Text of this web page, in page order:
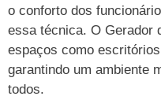
o conforto dos
essa técnica. O Gerador
espaços como
garantindo um ambiente
todos.